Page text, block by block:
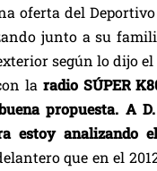
oferta del
junto a su
según lo dijo
la radio SÚPER
propuesta. A
estoy analizando
que en el